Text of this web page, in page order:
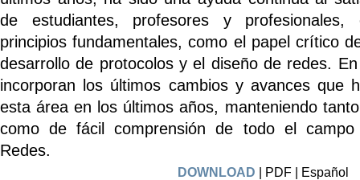
de estudiantes, profesores y profesionales,
principios fundamentales, como el papel crítico
desarrollo de protocolos y el diseño de redes.
incorporan los últimos cambios y avances que
esta área en los últimos años, manteniendo
como de fácil comprensión de todo el campo
Redes.
DOWNLOAD | PDF | Español